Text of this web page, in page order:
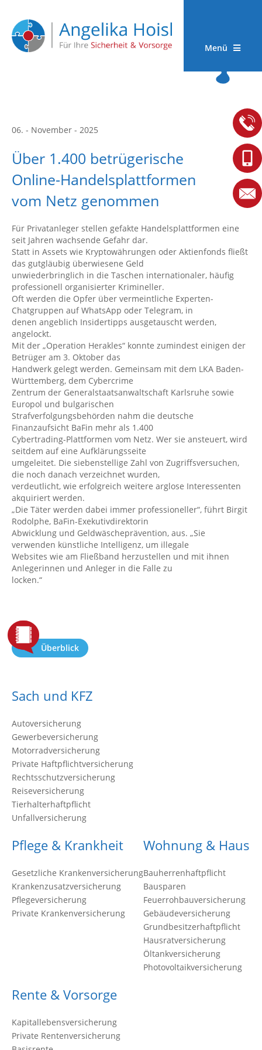
Menü
06. - November - 2025
Über 1.400 betrügerische
Online-Handelsplattformen
vom Netz genommen
Für Privatanleger stellen gefakte Handelsplattformen eine
seit Jahren wachsende Gefahr dar.
Statt in Assets wie Kryptowährungen oder Aktienfonds fließt
das gutgläubig überwiesene Geld
unwiederbringlich in die Taschen internationaler, häufig
professionell organisierter Krimineller.
Oft werden die Opfer über vermeintliche Experten-
Chatgruppen auf WhatsApp oder Telegram, in
denen angeblich Insidertipps ausgetauscht werden,
angelockt.
Mit der „Operation Herakles“ konnte zumindest einigen der
Betrüger am 3. Oktober das
Handwerk gelegt werden. Gemeinsam mit dem LKA Baden-
Württemberg, dem Cybercrime
Zentrum der Generalstaatsanwaltschaft Karlsruhe sowie
Europol und bulgarischen
Strafverfolgungsbehörden nahm die deutsche
Finanzaufsicht BaFin mehr als 1.400
Cybertrading-Plattformen vom Netz. Wer sie ansteuert, wird
seitdem auf eine Aufklärungsseite
umgeleitet. Die siebenstellige Zahl von Zugriffsversuchen,
die noch danach verzeichnet wurden,
verdeutlicht, wie erfolgreich weitere arglose Interessenten
akquiriert werden.
„Die Täter werden dabei immer professioneller“, führt Birgit
Rodolphe, BaFin-Exekutivdirektorin
Abwicklung und Geldwäscheprävention, aus. „Sie
verwenden künstliche Intelligenz, um illegale
Websites wie am Fließband herzustellen und mit ihnen
Anlegerinnen und Anleger in die Falle zu
locken.“
Überblick
Sach und KFZ
Autoversicherung
Gewerbeversicherung
Motorradversicherung
Private Haftpflichtversicherung
Rechtsschutzversicherung
Reiseversicherung
Tierhalterhaftpflicht
Unfallversicherung
Pflege & Krankheit
Gesetzliche Krankenversicherung
Krankenzusatzversicherung
Pflegeversicherung
Private Krankenversicherung
Wohnung & Haus
Bauherrenhaftpflicht
Bausparen
Feuerrohbauversicherung
Gebäudeversicherung
Grundbesitzerhaftpflicht
Hausratversicherung
Öltankversicherung
Photovoltaikversicherung
Rente & Vorsorge
Kapitallebensversicherung
Private Rentenversicherung